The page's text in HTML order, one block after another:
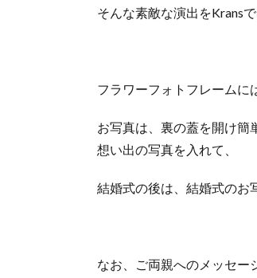
売
ワ
ラ
フ
ォ
フ
レ
2.1.
そんな素敵な演出をKrans
フラワーフォトフレームに
お写真は、裏の蓋を開け簡
想い出の写真を入れて、
結婚式の後は、結婚式のお
なお、ご両親へのメッセー